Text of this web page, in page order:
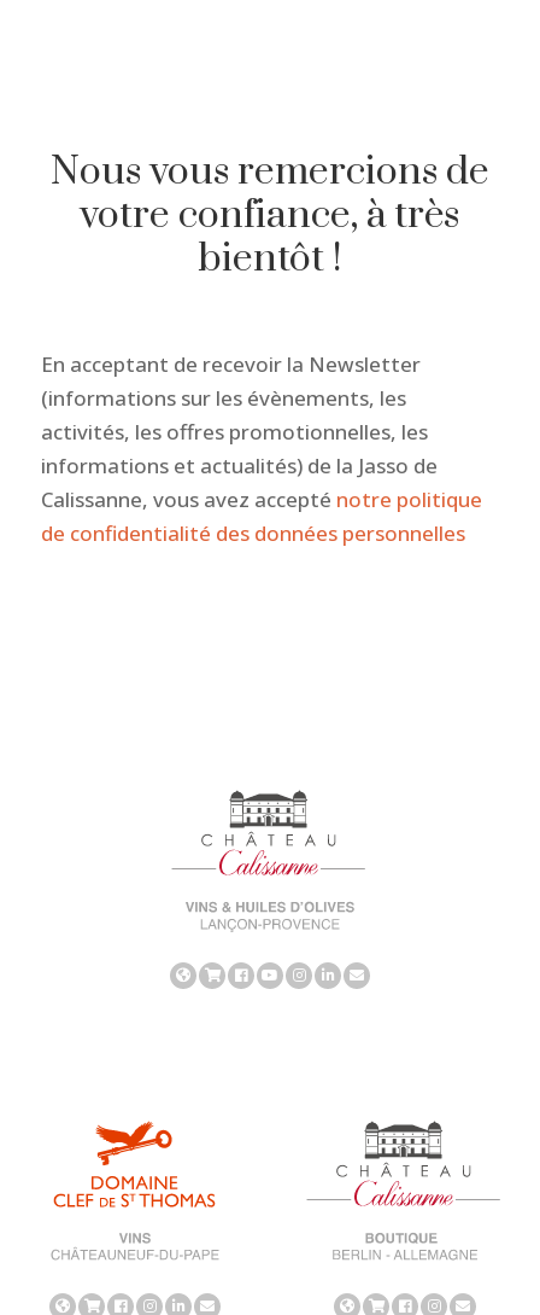
Nous vous remercions de
votre confiance, à très
bientôt !
En acceptant de recevoir la Newsletter
(informations sur les évènements, les
activités, les offres promotionnelles, les
informations et actualités) de la Jasso de
Calissanne, vous avez accepté notre politique
de confidentialité des données personnelles